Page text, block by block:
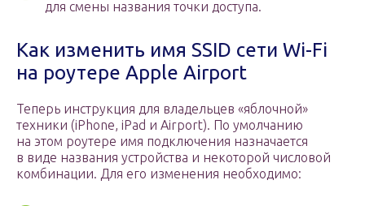
для смены названия точки доступа.
Как изменить имя SSID сети Wi-Fi
на роутере Apple Airport
Теперь инструкция для владельцев «яблочной»
техники (iPhone, iPad и Airport). По умолчанию
на этом роутере имя подключения назначается
в виде названия устройства и некоторой числовой
комбинации. Для его изменения необходимо: